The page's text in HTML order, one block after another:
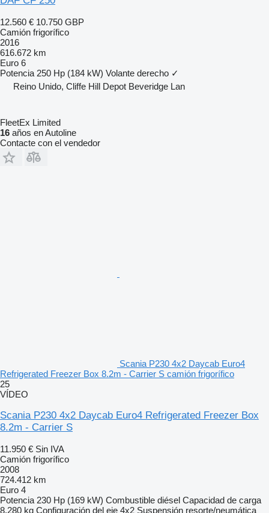
12.560 € 10.750 GBP
Camión frigorífico
2016
616.672 km
Euro 6
Potencia 250 Hp (184 kW) Volante derecho ✓
Reino Unido, Cliffe Hill Depot Beveridge Lan
FleetEx Limited
16 años en Autoline
Contacte con el vendedor
Scania P230 4x2 Daycab Euro4
Refrigerated Freezer Box 8.2m - Carrier S camión frigorífico
25
VÍDEO
Scania P230 4x2 Daycab Euro4 Refrigerated Freezer Box
8.2m - Carrier S
11.950 € Sin IVA
Camión frigorífico
2008
724.412 km
Euro 4
Potencia 230 Hp (169 kW) Combustible diésel Capacidad de carga
8.280 kg Configuración del eje 4x2 Suspensión resorte/neumática